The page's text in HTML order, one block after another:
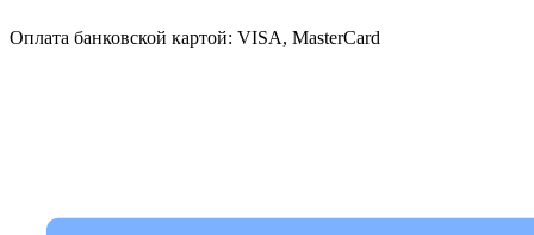
Оплата банковской картой: VISA, MasterCard